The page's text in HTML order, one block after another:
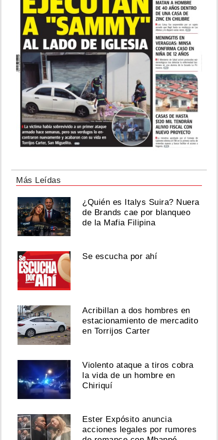
Más Leídas
¿Quién es Italys Suira? Nuera
de Brands cae por blanqueo
de la Mafia Filipina
Se escucha por ahí
Acribillan a dos hombres en
estacionamiento de mercadito
en Torrijos Carter
Violento ataque a tiros cobra
la vida de un hombre en
Chiriquí
Ester Expósito anuncia
acciones legales por rumores